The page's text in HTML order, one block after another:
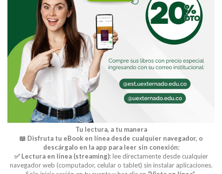
Tu lectura, a tu manera
📖 Disfruta tu eBook en línea desde cualquier navegador, o
descárgalo en la app para leer sin conexión:
✅ Lectura en línea (streaming):lee directamente desde cualquier
navegador web (computador, celular o tablet) sin instalar aplicaciones.